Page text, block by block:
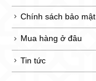
Chính sách bảo mật
Mua hàng ở đâu
Tin tức